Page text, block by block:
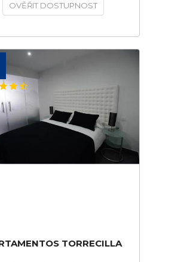
OVĚŘIT DOSTUPNOST
TORRECILLA